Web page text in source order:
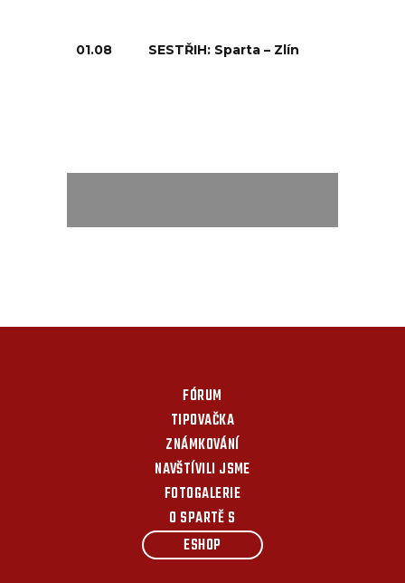
01.08 SESTŘIH: Sparta – Zlín
FÓRUM
TIPOVAČKA
ZNÁMKOVÁNÍ
NAVŠTÍVILI JSME
FOTOGALERIE
O SPARTĚ S
ESHOP